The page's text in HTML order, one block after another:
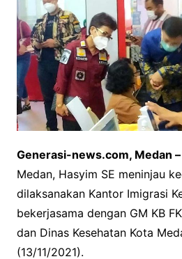
Generasi-news.com, Medan –
Medan, Hasyim SE meninjau
dilaksanakan Kantor Imigrasi
bekerjasama dengan GM KB
dan Dinas Kesehatan Kota
(13/11/2021).